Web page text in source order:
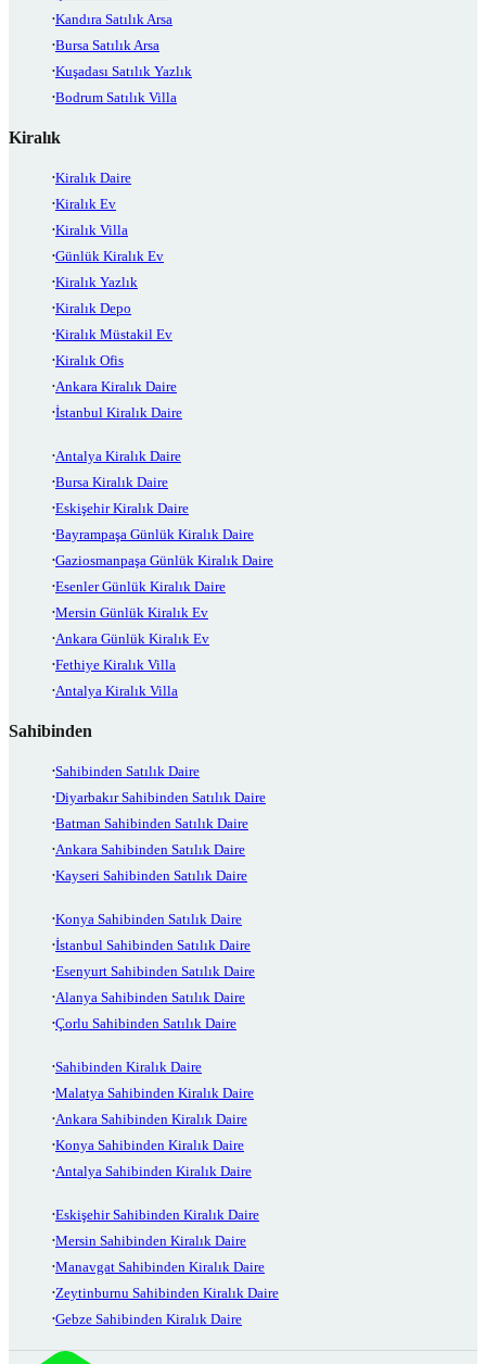
Kandıra Satılık Arsa
Bursa Satılık Arsa
Kuşadası Satılık Yazlık
Bodrum Satılık Villa
Kiralık
Kiralık Daire
Kiralık Ev
Kiralık Villa
Günlük Kiralık Ev
Kiralık Yazlık
Kiralık Depo
Kiralık Müstakil Ev
Kiralık Ofis
Ankara Kiralık Daire
İstanbul Kiralık Daire
Antalya Kiralık Daire
Bursa Kiralık Daire
Eskişehir Kiralık Daire
Bayrampaşa Günlük Kiralık Daire
Gaziosmanpaşa Günlük Kiralık Daire
Esenler Günlük Kiralık Daire
Mersin Günlük Kiralık Ev
Ankara Günlük Kiralık Ev
Fethiye Kiralık Villa
Antalya Kiralık Villa
Sahibinden
Sahibinden Satılık Daire
Diyarbakır Sahibinden Satılık Daire
Batman Sahibinden Satılık Daire
Ankara Sahibinden Satılık Daire
Kayseri Sahibinden Satılık Daire
Konya Sahibinden Satılık Daire
İstanbul Sahibinden Satılık Daire
Esenyurt Sahibinden Satılık Daire
Alanya Sahibinden Satılık Daire
Çorlu Sahibinden Satılık Daire
Sahibinden Kiralık Daire
Malatya Sahibinden Kiralık Daire
Ankara Sahibinden Kiralık Daire
Konya Sahibinden Kiralık Daire
Antalya Sahibinden Kiralık Daire
Eskişehir Sahibinden Kiralık Daire
Mersin Sahibinden Kiralık Daire
Manavgat Sahibinden Kiralık Daire
Zeytinburnu Sahibinden Kiralık Daire
Gebze Sahibinden Kiralık Daire